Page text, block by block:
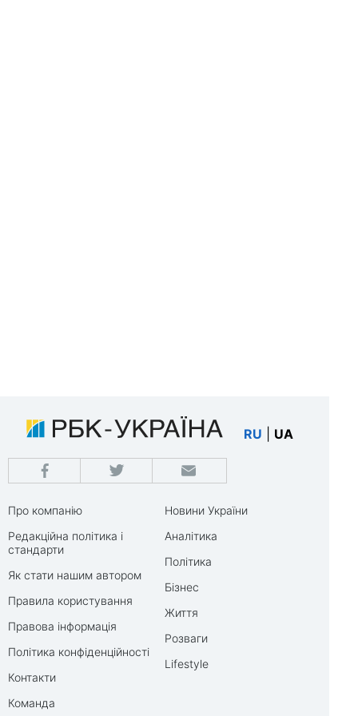
RU UA
Про компанію
Редакційна політика і
стандарти
Як стати нашим автором
Правила користування
Правова інформація
Політика конфіденційності
Контакти
Команда
Новини України
Аналітика
Політика
Бізнес
Життя
Розваги
Lifestyle